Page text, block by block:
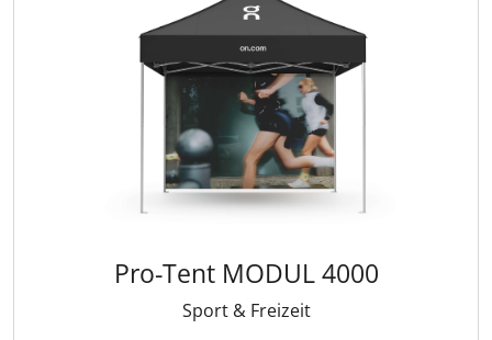
Pro-Tent MODUL 4000
Sport & Freizeit